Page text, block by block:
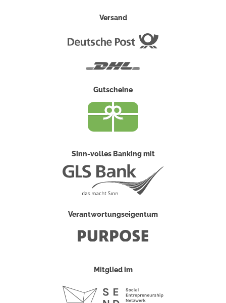
Versand
Gutscheine
Sinn-volles Banking mit
Verantwortungseigentum
Mitglied im